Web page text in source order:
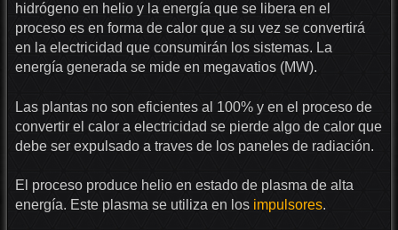
hidrógeno en helio y la energía que se libera en el
proceso es en forma de calor que a su vez se convertirá
en la electricidad que consumirán los sistemas. La
energía generada se mide en megavatios (MW).
Las plantas no son eficientes al 100% y en el proceso de
convertir el calor a electricidad se pierde algo de calor que
debe ser expulsado a traves de los paneles de radiación.
El proceso produce helio en estado de plasma de alta
energía. Este plasma se utiliza en los impulsores.